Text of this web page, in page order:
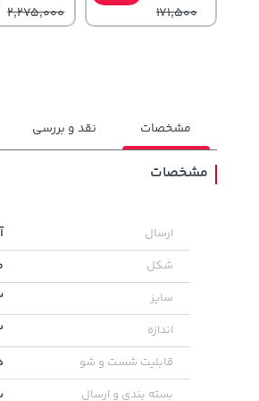
171,500
2,275,000
مشخصات نقد و بررسی
مشخصات
ارسال
شکل
سایز
اندازه
قابلیت شست و شو
بسته بندی و ارسال